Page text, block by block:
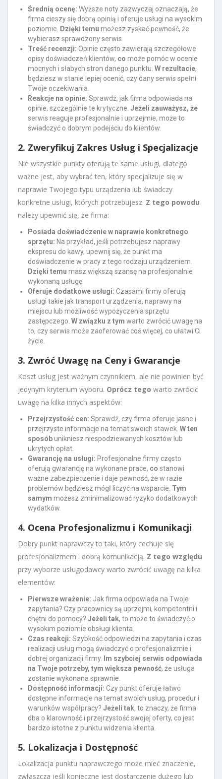
Średnią ocenę: Wyższe noty zazwyczaj oznaczają, że
firma cieszy się dobrą opinią i oferuje usługi na wysokim
poziomie.
Dzięki temu możesz zyskać pewność, że
wybierasz sprawdzony serwis.
Treść recenzji: Opinie często zawierają szczegółowe
opisy doświadczeń klientów, co może pomóc w ocenie
mocnych i słabych stron danego punktu. W rezultacie,
będziesz w stanie lepiej ocenić, czy dany serwis spełni
Twoje oczekiwania.
Reakcje na opinie: Sprawdź, jak firma odpowiada na
opinie, szczególnie te krytyczne. Jeżeli zauważysz, że
serwis reaguje profesjonalnie i uprzejmie, może to
świadczyć o dobrym podejściu do klientów.
2. Zweryfikuj Zakres Usług i Specjalizacje
Nie wszystkie punkty oferują te same usługi, dlatego
ważne jest, aby wybrać ten, który specjalizuje się w
naprawie Twojego typu urządzenia lub świadczy
konkretne usługi, których potrzebujesz. Z tego powodu
należy upewnić się, że firma:
Posiada doświadczenie w naprawie konkretnego
sprzętu: Na przykład, jeśli potrzebujesz naprawy
ekspresu do kawy, upewnij się, że punkt ma
doświadczenie w pracy z tego rodzaju urządzeniem.
Dzięki temu masz większą szansę na profesjonalnie
wykonaną usługę.
Oferuje dodatkowe usługi: Czasami firmy oferują
usługi takie jak transport urządzenia, naprawy na
miejscu lub możliwość wypożyczenia sprzętu
zastępczego. W związku z tym warto zwrócić uwagę na
to, czy serwis może zaoferować coś więcej, co ułatwi Ci
życie.
3. Zwróć Uwagę na Ceny i Gwarancje
Koszt usług jest ważnym czynnikiem, ale nie powinien być
jedynym kryterium wyboru. Oprócz tego warto zwrócić
uwagę na kilka innych aspektów:
Przejrzystość cen: Sprawdź, czy firma oferuje jasne i
przejrzyste informacje na temat swoich stawek. W ten
sposóbunikniesz niespodziewanych kosztów lub
ukrytych opłat.
Gwarancję na usługi: Profesjonalne firmy często
oferują gwarancję na wykonane prace, co stanowi
ważne zabezpieczenie i daje pewność, że w razie
problemów będziesz mógł liczyć na wsparcie. Tym
samym możesz zminimalizować ryzyko dodatkowych
wydatków.
4. Ocena Profesjonalizmu i Komunikacji
Dobry punkt naprawczy to taki, który cechuje się
profesjonalizmem i dobrą komunikacją. Z tego względu
przy wyborze usługodawcy warto zwrócić uwagę na kilka
elementów:
Pierwsze wrażenie: Jak firma odpowiada na Twoje
zapytania? Czy pracownicy są uprzejmi, kompetentni i
chętni do pomocy? Jeżeli tak, to może to świadczyć o
wysokim poziomie obsługi klienta.
Czas reakcji: Szybkość odpowiedzi na zapytania i czas
realizacji usług mogą świadczyć o profesjonalizmie i
dobrej organizacji firmy.
Im szybciej serwis odpowiada
na Twoje potrzeby, tym większa pewność, że usługa
zostanie wykonana sprawnie.
Dostępność informacji: Czy punkt oferuje łatwo
dostępne informacje na temat swoich usług, procedur i
warunków współpracy? Jeżeli tak, to znaczy, że firma
dba o klarowność i przejrzystość swojej oferty, co jest
bardzo istotne z punktu widzenia klienta.
5. Lokalizacja i Dostępność
Lokalizacja punktu naprawczego może mieć znaczenie,
zwłaszcza jeśli konieczne jest dostarczenie dużego lub